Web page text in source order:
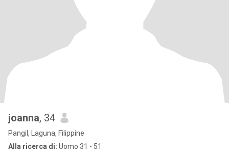
joanna, 34
Pangil, Laguna, Filippine
Alla ricerca di: Uomo 31 - 51